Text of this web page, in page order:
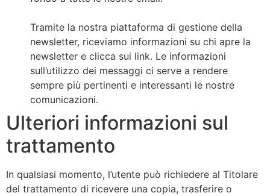
Tramite la nostra piattaforma di gestione della
newsletter, riceviamo informazioni su chi apre la
newsletter e clicca sui link. Le informazioni
sull’utilizzo dei messaggi ci serve a rendere
sempre più pertinenti e interessanti le nostre
comunicazioni.
Ulteriori informazioni sul
trattamento
In qualsiasi momento, l’utente può richiedere al Titolare
del trattamento di ricevere una copia, trasferire o